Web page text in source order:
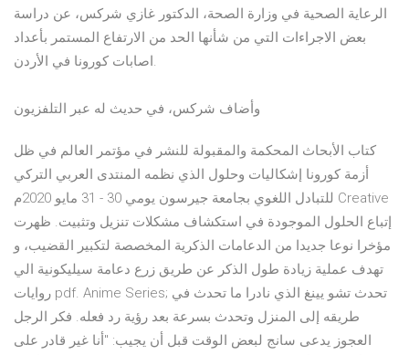
الرعاية الصحية في وزارة الصحة، الدكتور غازي شركس، عن دراسة
بعض الاجراءات التي من شأنها الحد من الارتفاع المستمر بأعداد
اصابات كورونا في الأردن.
وأضاف شركس، في حديث له عبر التلفزيون
كتاب الأبحاث المحكمة والمقبولة للنشر في مؤتمر العالم في ظل
أزمة كورونا إشكاليات وحلول الذي نظمه المنتدى العربي التركي
للتبادل اللغوي بجامعة جيرسون يومي 30 - 31 مايو 2020م Creative
إتباع الحلول الموجودة في استكشاف مشكلات تنزيل وتثبيت. ظهرت
مؤخرا نوعا جديدا من الدعامات الذكرية المخصصة لتكبير القضيب، و
تهدف عملية زيادة طول الذكر عن طريق زرع دعامة سيليكونية الي
روايات pdf. Anime Series; تحدث تشو يينغ الذي نادرا ما تحدث في
طريقه إلى المنزل وتحدث بسرعة بعد رؤية رد فعله. فكر الرجل
العجوز يدعى سانج لبعض الوقت قبل أن يجيب: "أنا غير قادر على